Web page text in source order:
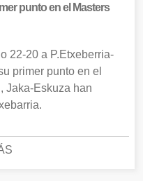
punto en el Masters
22-20 a P.Etxeberria-
primer punto en el
Jaka-Eskuza han